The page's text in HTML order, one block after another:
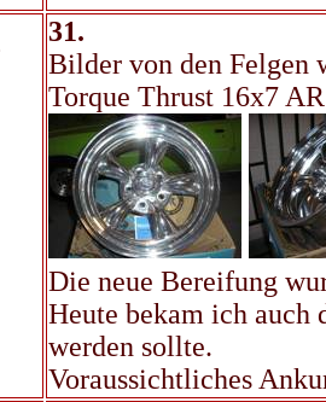
31.
Bilder von den Felgen
Torque Thrust 16x7
Die neue Bereifung
Heute bekam ich auch
werden sollte.
Voraussichtliches